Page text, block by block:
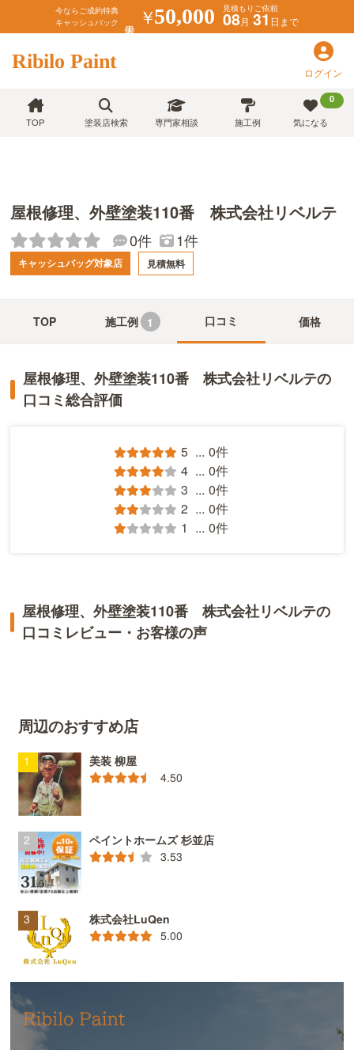
今ならご成約特典
キャッシュバック
￥50,000 見積もりご依頼
08月 31日まで
Ribilo Paint ログイン
TOP 塗装店検索 専門家相談 施工例
0
気になる
屋根修理、外壁塗装110番 株式会社リベルテ
0件 1件
キャッシュバッグ対象店 見積無料
TOP 施工例 1 口コミ 価格
屋根修理、外壁塗装110番 株式会社リベルテの
口コミ総合評価
5 ... 0件
4 ... 0件
3 ... 0件
2 ... 0件
1 ... 0件
屋根修理、外壁塗装110番 株式会社リベルテの
口コミレビュー・お客様の声
周辺のおすすめ店
美装 柳屋
4.50
ペイントホームズ 杉並店
3.53
株式会社LuQen
5.00